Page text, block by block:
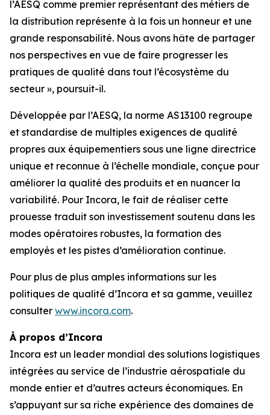
l’AESQ comme premier représentant des métiers de
la distribution représente à la fois un honneur et une
grande responsabilité. Nous avons hâte de partager
nos perspectives en vue de faire progresser les
pratiques de qualité dans tout l’écosystème du
secteur », poursuit-il.
Développée par l’AESQ, la norme AS13100 regroupe
et standardise de multiples exigences de qualité
propres aux équipementiers sous une ligne directrice
unique et reconnue à l’échelle mondiale, conçue pour
améliorer la qualité des produits et en nuancer la
variabilité. Pour Incora, le fait de réaliser cette
prouesse traduit son investissement soutenu dans les
modes opératoires robustes, la formation des
employés et les pistes d’amélioration continue.
Pour plus de plus amples informations sur les
politiques de qualité d’Incora et sa gamme, veuillez
consulter www.incora.com.
À propos d’Incora
Incora est un leader mondial des solutions logistiques
intégrées au service de l’industrie aérospatiale du
monde entier et d’autres acteurs économiques. En
s’appuyant sur sa riche expérience des domaines de